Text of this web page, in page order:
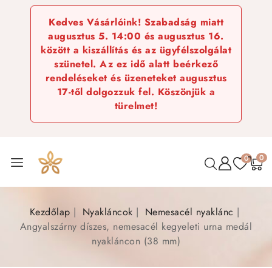
Kedves Vásárlóink! Szabadság miatt
augusztus 5. 14:00 és augusztus 16.
között a kiszállítás és az ügyfélszolgálat
szünetel. Az ez idő alatt beérkező
rendeléseket és üzeneteket augusztus
17-től dolgozzuk fel. Köszönjük a
türelmet!
0 0
Kezdőlap Nyakláncok
Nemesacél nyaklánc
Angyalszárny díszes, nemesacél kegyeleti urna medál
nyakláncon (38 mm)